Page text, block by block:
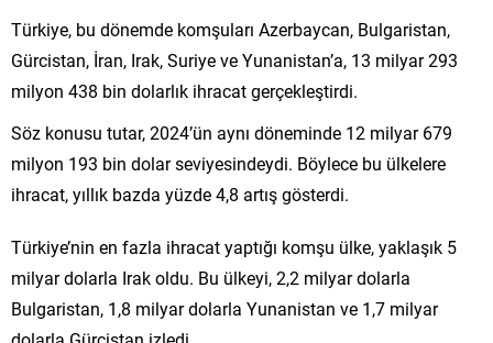
Türkiye, bu dönemde komşuları Azerbaycan, Bulgaristan,
Gürcistan, İran, Irak, Suriye ve Yunanistan’a, 13 milyar 293
milyon 438 bin dolarlık ihracat gerçekleştirdi.
Söz konusu tutar, 2024’ün aynı döneminde 12 milyar 679
milyon 193 bin dolar seviyesindeydi. Böylece bu ülkelere
ihracat, yıllık bazda yüzde 4,8 artış gösterdi.
Türkiye’nin en fazla ihracat yaptığı komşu ülke, yaklaşık 5
milyar dolarla Irak oldu. Bu ülkeyi, 2,2 milyar dolarla
Bulgaristan, 1,8 milyar dolarla Yunanistan ve 1,7 milyar